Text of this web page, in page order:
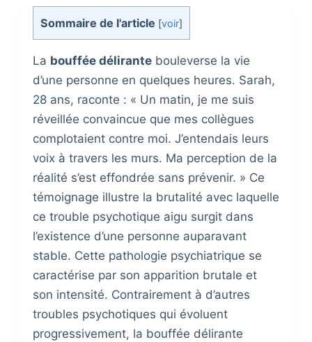
Sommaire de l'article [voir]
La bouffée délirantebouleverse la vie
d’une personne en quelques heures. Sarah,
28 ans, raconte : « Un matin, je me suis
réveillée convaincue que mes collègues
complotaient contre moi. J’entendais leurs
voix à travers les murs. Ma perception de la
réalité s’est effondrée sans prévenir. » Ce
témoignage illustre la brutalité avec laquelle
ce trouble psychotique aigu surgit dans
l’existence d’une personne auparavant
stable. Cette pathologie psychiatrique se
caractérise par son apparition brutale et
son intensité. Contrairement à d’autres
troubles psychotiques qui évoluent
progressivement, la bouffée délirante